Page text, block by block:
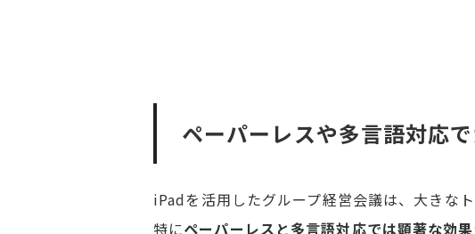
ペーパーレスや多言語対応
iPadを活用したグループ経営会議は、大きな
特にペーパーレスと多言語対応では顕著な効果